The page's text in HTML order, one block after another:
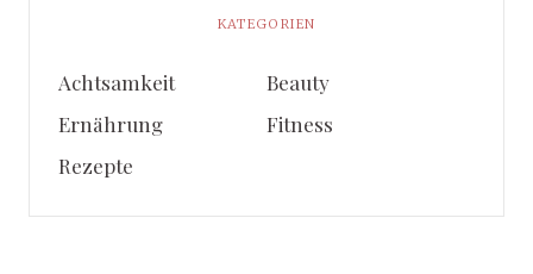
KATEGORIEN
Achtsamkeit
Beauty
Ernährung
Fitness
Rezepte